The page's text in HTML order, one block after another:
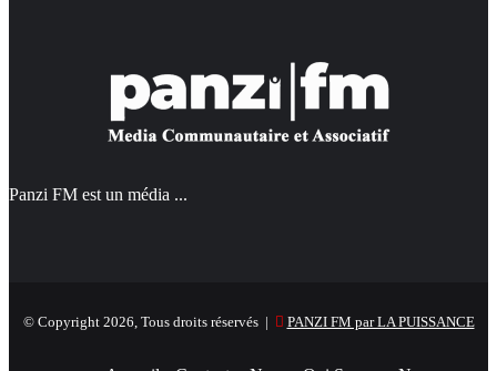
Panzi FM est un média ...
© Copyright 2026, Tous droits réservés | PANZI FM par LA PUISSANCE